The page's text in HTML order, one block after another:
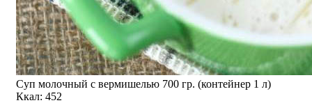
Суп молочный с вермишелью 700 гр. (контейнер 1 л)
Ккал: 452